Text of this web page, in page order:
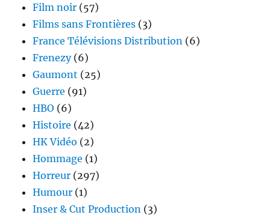
Film noir (57)
Films sans Frontières (3)
France Télévisions Distribution (6)
Frenezy(6)
Gaumont (25)
Guerre (91)
HBO (6)
Histoire (42)
HK Vidéo (2)
Hommage (1)
Horreur (297)
Humour (1)
Inser & Cut Production (3)